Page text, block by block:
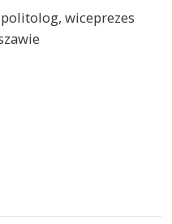
wiceprezes